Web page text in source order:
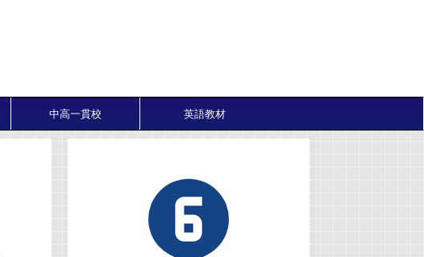
中高一貫校 英語教材